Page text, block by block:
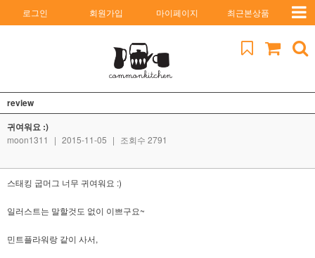
로그인 회원가입 마이페이지 최근본상품
review
귀여워요 :)
moon1311 | 2015-11-05 | 조회수 2791
스태킹 굽머그 너무 귀여워요 :)
일러스트는 말할것도 없이 이쁘구요~
민트플라워랑 같이 사서,